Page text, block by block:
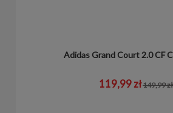
Adidas Grand Court 2.0 CF
119,99 zł149,99 zł